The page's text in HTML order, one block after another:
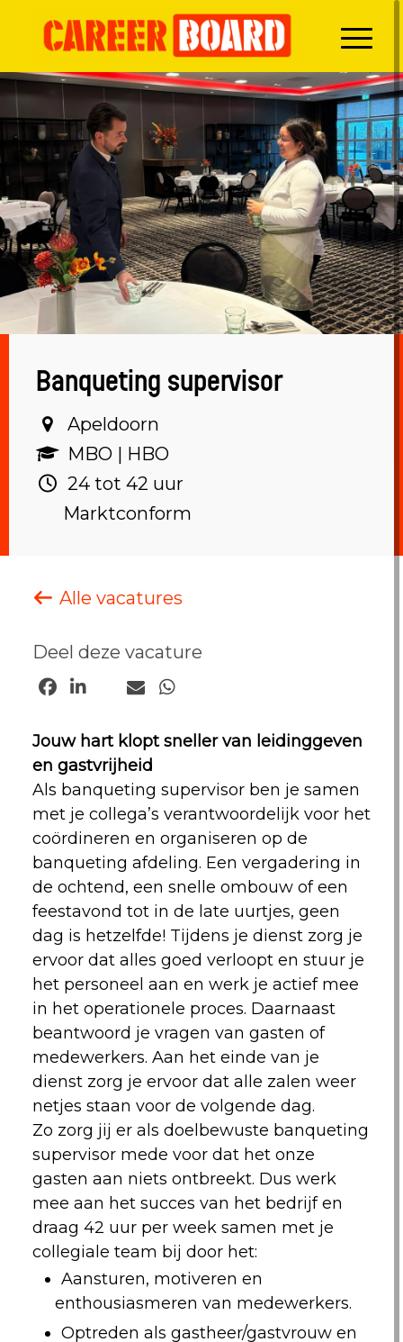
Banqueting supervisor
Apeldoorn‎
MBO | HBO ‎
24 tot 42 uur ‎
Marktconform
Alle vacatures
Deel deze vacature
Jouw hart klopt sneller van leidinggeven
en gastvrijheid
Als banqueting supervisor ben je samen
met je collega’s verantwoordelijk voor het
coördineren en organiseren op de
banqueting afdeling. Een vergadering in
de ochtend, een snelle ombouw of een
feestavond tot in de late uurtjes, geen
dag is hetzelfde! Tijdens je dienst zorg je
ervoor dat alles goed verloopt en stuur je
het personeel aan en werk je actief mee
in het operationele proces. Daarnaast
beantwoord je vragen van gasten of
medewerkers. Aan het einde van je
dienst zorg je ervoor dat alle zalen weer
netjes staan voor de volgende dag.
Zo zorg jij er als doelbewuste banqueting
supervisor mede voor dat het onze
gasten aan niets ontbreekt. Dus werk
mee aan het succes van het bedrijf en
draag 42 uur per week samen met je
collegiale team bij door het:
Aansturen, motiveren en
enthousiasmeren van medewerkers.
Optreden als gastheer/gastvrouw en